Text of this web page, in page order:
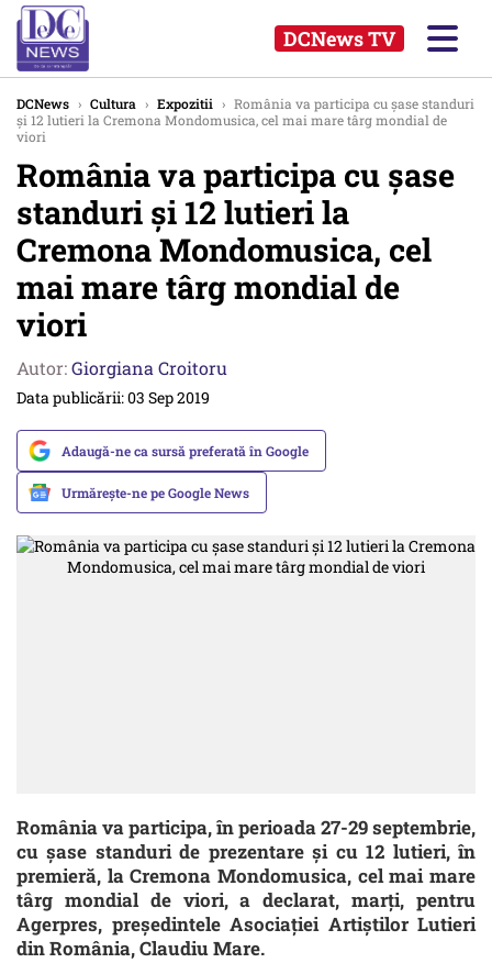
DCNews TV
DCNews › Cultura › Expozitii › România va participa cu şase standuri
şi 12 lutieri la Cremona Mondomusica, cel mai mare târg mondial de
viori
România va participa cu şase
standuri şi 12 lutieri la
Cremona Mondomusica, cel
mai mare târg mondial de
viori
Autor:Giorgiana Croitoru
Data publicării: 03 Sep 2019
Adaugă-ne ca sursă preferată în Google
Urmărește-ne pe Google News
România va participa, în perioada 27-29 septembrie,
cu şase standuri de prezentare şi cu 12 lutieri, în
premieră, la Cremona Mondomusica, cel mai mare
târg mondial de viori, a declarat, marţi, pentru
Agerpres, preşedintele Asociaţiei Artiştilor Lutieri
din România, Claudiu Mare.